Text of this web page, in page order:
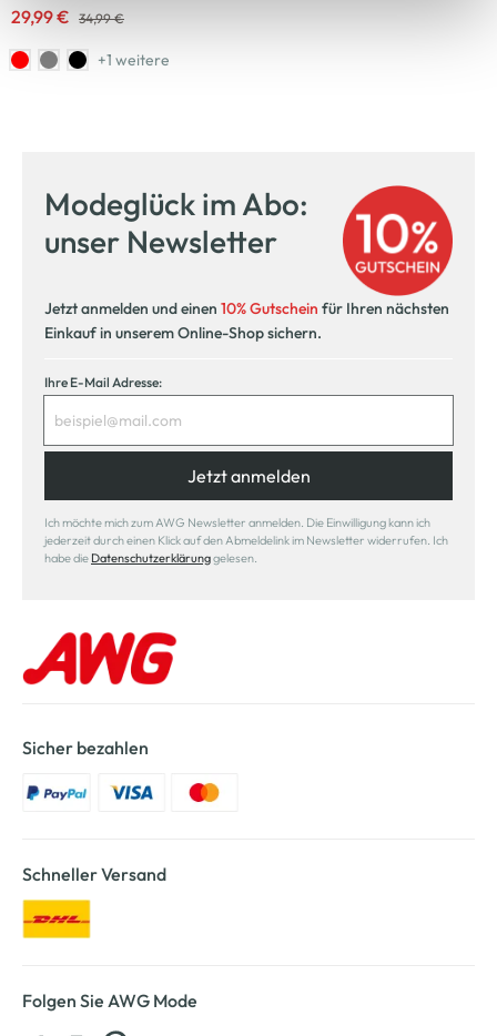
29,99 € 34,99 €
+1 weitere
Modeglück im Abo:
unser Newsletter
Jetzt anmelden und einen 10% Gutschein für Ihren nächsten
Einkauf in unserem Online-Shop sichern.
Ihre E-Mail Adresse:
Jetzt anmelden
Ich möchte mich zum AWG Newsletter anmelden. Die Einwilligung kann ich
jederzeit durch einen Klick auf den Abmeldelink im Newsletter widerrufen. Ich
habe die Datenschutzerklärunggelesen.
Sicher bezahlen
Schneller Versand
Folgen Sie AWG Mode